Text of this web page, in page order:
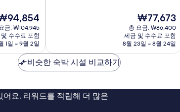
재 금: ₩104,945
수수료 포함
1일 ~ 9월 2일
우
훌
륭
요,
이
현
재
요
금
₩77,673
₩77,673
총 요금: ₩86,400
세금 및 수수료 포함
8월 23일 ~ 8월 24일
비슷한 숙박 시설 비교하기
요. 리워드를 적립해 더 많은